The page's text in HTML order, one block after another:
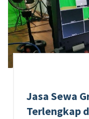
Jasa Sewa
Terlengkap